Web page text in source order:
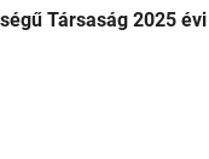
Társaság 2025